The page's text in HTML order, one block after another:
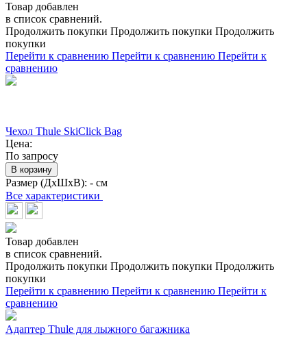
Товар добавлен
в список сравнений.
Продолжить покупки Продолжить покупки Продолжить
покупки
Перейти к сравнению Перейти к сравнению Перейти к
сравнению
Чехол Thule SkiClick Bag
Цена:
По запросу
В корзину
Размер (ДхШхВ): - см
Все характеристики
Товар добавлен
в список сравнений.
Продолжить покупки Продолжить покупки Продолжить
покупки
Перейти к сравнению Перейти к сравнению Перейти к
сравнению
Адаптер Thule для лыжного багажника